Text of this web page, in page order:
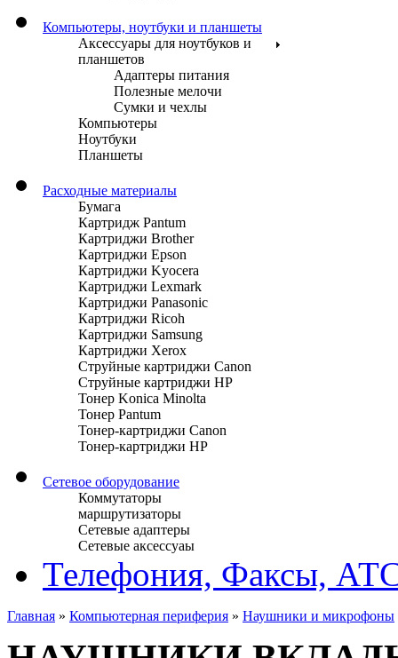
Компьютеры, ноутбуки и планшеты
Аксессуары для ноутбуков и
планшетов
Адаптеры питания
Полезные мелочи
Сумки и чехлы
Компьютеры
Ноутбуки
Планшеты
Расходные материалы
Бумага
Картридж Pantum
Картриджи Brother
Картриджи Epson
Картриджи Kyocera
Картриджи Lexmark
Картриджи Panasonic
Картриджи Ricoh
Картриджи Samsung
Картриджи Xerox
Струйные картриджи Canon
Струйные картриджи HP
Тонер Konica Minolta
Тонер Pantum
Тонер-картриджи Canon
Тонер-картриджи HP
Сетевое оборудование
Коммутаторы
маршрутизаторы
Сетевые адаптеры
Сетевые аксессуаы
Телефония, Факсы,
Главная » Компьютерная периферия » Наушники и микрофоны